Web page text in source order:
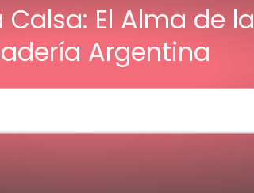
Calsa: El Alma de la
Argentina